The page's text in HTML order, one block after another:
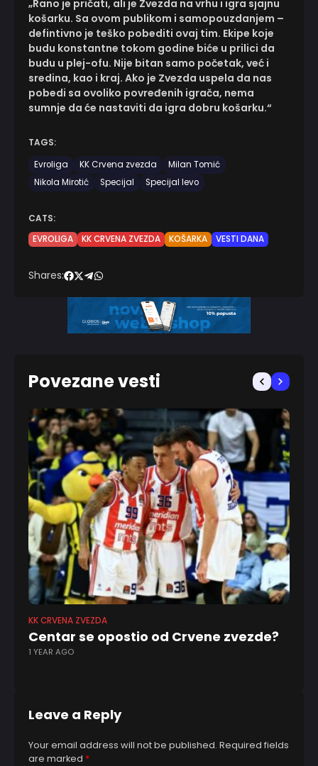
„Rano je pričati, ali je Zvezda na vrhu i igra sjajnu
košarku. Sa ovom publikom i samopouzdanjem –
defintivno je teško pobediti ovaj tim. Ekipe koje
budu konstantne tokom godine biće u prilici da
budu u plej-ofu. Nije bitan samo početak, već i
sredina, kao i kraj. Ako je Zvezda uspela da nas
pobedi sa ovoliko povređenih igrača, nema
sumnje da će nastaviti da igra dobru košarku.“
TAGS:
Evroliga
KK Crvena zvezda
Milan Tomić
Nikola Mirotić
Specijal Specijal levo
CATS:
EVROLIGA
KK CRVENA ZVEZDA KOŠARKA VESTI DANA
Shares:
Povezane vesti
KK CRVENA ZVEZDA
Centar se opostio od Crvene zvezde?
1 YEAR AGO
Leave a Reply
Your email address will not be published. Required fields
are marked *